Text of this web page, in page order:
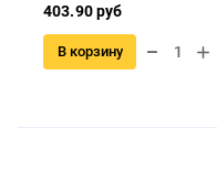
403.90 руб
В корзину